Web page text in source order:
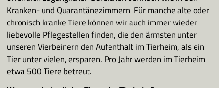
Kranken- und Quarantänezimmern. Für manche alte oder
chronisch kranke Tiere können wir auch immer wieder
liebevolle Pflegestellen finden, die den ärmsten unter
unseren Vierbeinern den Aufenthalt im Tierheim, als ein
Tier unter vielen, ersparen. Pro Jahr werden im Tierheim
etwa 500 Tiere betreut.